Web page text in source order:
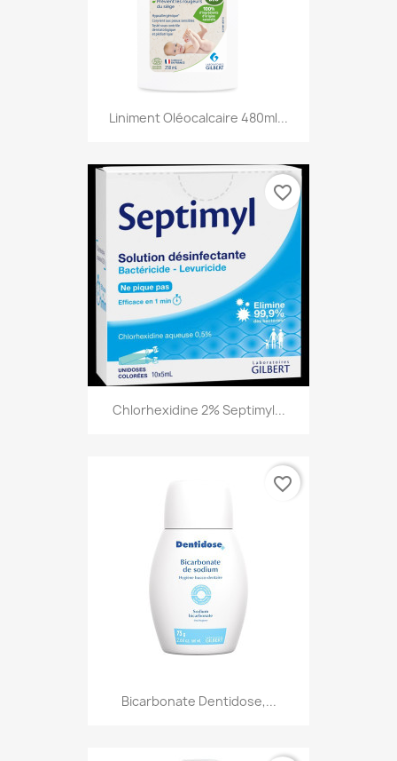
Liniment Oléocalcaire 480ml...
Chlorhexidine 2% Septimyl...
favorite_border
Bicarbonate Dentidose,...
favorite_border